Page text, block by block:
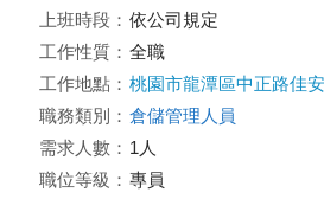
上班時段： 依公司規定
工作性質： 全職
工作地點： 桃園市龍潭區中正路佳
職務類別： 倉儲管理人員
需求人數： 1人
職位等級： 專員